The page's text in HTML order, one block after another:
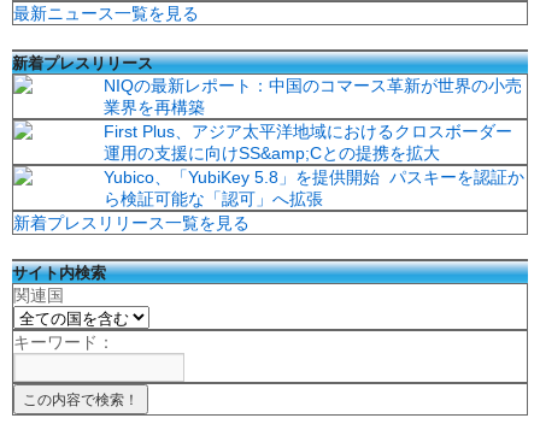
最新ニュース一覧を見る
新着プレスリリース
NIQの最新レポート：中国のコマース革新が世界の小売
業界を再構築
First Plus、アジア太平洋地域におけるクロスボーダー
運用の支援に向けSS&amp;Cとの提携を拡大
Yubico、「YubiKey 5.8」を提供開始 パスキーを認証か
ら検証可能な「認可」へ拡張
新着プレスリリース一覧を見る
サイト内検索
関連国
キーワード：